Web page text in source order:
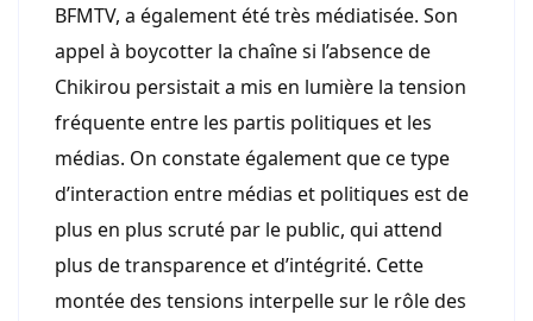
BFMTV, a également été très médiatisée. Son
appel à boycotter la chaîne si l’absence de
Chikirou persistait a mis en lumière la tension
fréquente entre les partis politiques et les
médias. On constate également que ce type
d’interaction entre médias et politiques est de
plus en plus scruté par le public, qui attend
plus de transparence et d’intégrité. Cette
montée des tensions interpelle sur le rôle des